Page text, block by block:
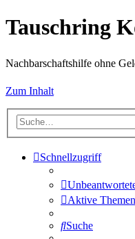
Tauschring
Nachbarschaftshilfe ohne
Zum Inhalt
Schnellzugriff
Aktive Themen
Suche